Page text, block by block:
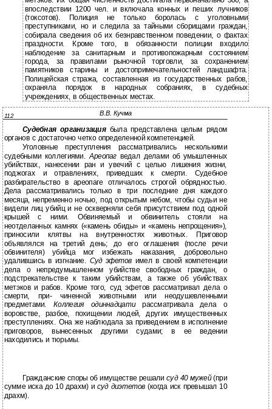
впоследствии 1200 чел. и включала конных и пеших лучников
(токсотов). Полиция не только боролась с уголовными
преступниками, но и следила за тайными сборищами граждан,
собирала сведения об их безнравственном поведении, о фактах
праздности. Кроме того, в обязанности полиции входило
наблюдение за санитарным и противопожарным состоянием
города, за правилами рыночной торговли, за сохранением
памятников старины и достопримечательностей ландшафта.
Полицейская стража, составленная из государственных рабов,
охраняла порядок в народных собраниях, в судебных
учреждениях, в общественных местах.
112 В.В. Кучма
Судебная организация была представлена целым рядом
органов с достаточно четко определенной компетенцией.
Уголовные преступления рассматривались несколькими
судебными коллегиями. Ареопаг ведал делами об умышленных
убийствах, нанесении ран и увечий с целью лишения жизни,
поджогах и отравлениях, приведших к смерти. Судебное
разбирательство в ареопаге отличалось строгой обрядностью.
Дела рассматривались только в три последние дня каждого
месяца, непременно ночью, под открытым небом, чтобы судьи не
видели лиц убийц и не оскверняли себя присутствием под одной
крышей с ними. Обвиняемый и обвинитель стояли на
неотделанных камнях («камень обиды» и «камень непрощения»),
приносили клятвы на внутренностях животных. Приговор
объявлялся на третий день; до его оглашения (после речи
обвинителя) убийца мог избежать наказания, добровольно
удалившись в изгнание. Суд эфетовимел в своей компетенции
дела о непредумышленном убийстве свободных граждан, о
подстрекательстве к таким убийствам, а также об убийствах
метэков и рабов. Кроме того, суд эфетов рассматривал дела о
смерти, при- чиненной животными или неодушевленными
предметами.Коллегия одиннадцатирассматривала дела о
воровстве, разбое, похищении людей, других имущественных
преступлениях. Она же наблюдала за приведением в исполнение
приговоров, вынесенных другими судами; в ее ведении
находились и тюрьмы.
Гражданские споры об имуществе решали суд 40 мужей(при
сумме иска до 10 драхм) и суд диэтетов(когда иск превышал 10
драхм).